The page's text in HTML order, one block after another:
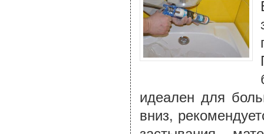
идеален для
вниз,